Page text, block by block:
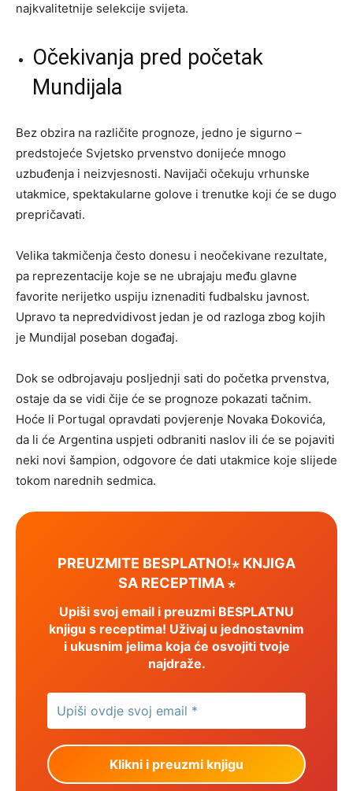
najkvalitetnije selekcije svijeta.
Očekivanja pred početak
Mundijala
Bez obzira na različite prognoze, jedno je sigurno –
predstojeće Svjetsko prvenstvo donijeće mnogo
uzbuđenja i neizvjesnosti. Navijači očekuju vrhunske
utakmice, spektakularne golove i trenutke koji će se dugo
prepričavati.
Velika takmičenja često donesu i neočekivane rezultate,
pa reprezentacije koje se ne ubrajaju među glavne
favorite nerijetko uspiju iznenaditi fudbalsku javnost.
Upravo ta nepredvidivost jedan je od razloga zbog kojih
je Mundijal poseban događaj.
Dok se odbrojavaju posljednji sati do početka prvenstva,
ostaje da se vidi čije će se prognoze pokazati tačnim.
Hoće li Portugal opravdati povjerenje Novaka Đokovića,
da li će Argentina uspjeti odbraniti naslov ili će se pojaviti
neki novi šampion, odgovore će dati utakmice koje slijede
tokom narednih sedmica.
PREUZMITE BESPLATNO!⋆ KNJIGA
SA RECEPTIMA ⋆
Upiši svoj email i preuzmi BESPLATNU
knjigu s receptima! Uživaj u jednostavnim
i ukusnim jelima koja će osvojiti tvoje
najdraže.